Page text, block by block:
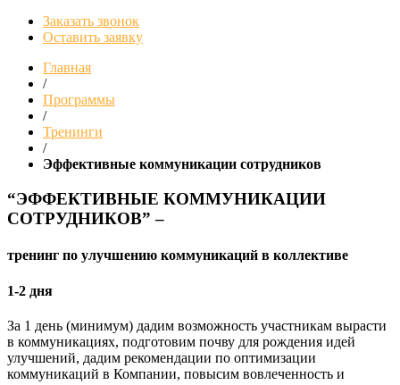
Заказать звонок
Оставить заявку
Главная
/
Программы
/
Тренинги
/
Эффективные коммуникации сотрудников
“ЭФФЕКТИВНЫЕ КОММУНИКАЦИИ
СОТРУДНИКОВ” –
тренинг по улучшению коммуникаций в коллективе
1-2 дня
За 1 день (минимум) дадим возможность участникам вырасти
в коммуникациях, подготовим почву для рождения идей
улучшений, дадим рекомендации по оптимизации
коммуникаций в Компании, повысим вовлеченность и